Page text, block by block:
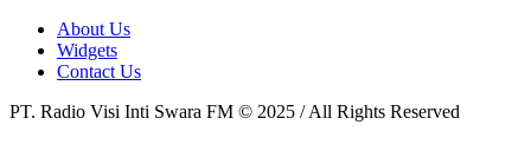
About Us
Widgets
Contact Us
PT. Radio Visi Inti Swara FM © 2025 / All Rights Reserved